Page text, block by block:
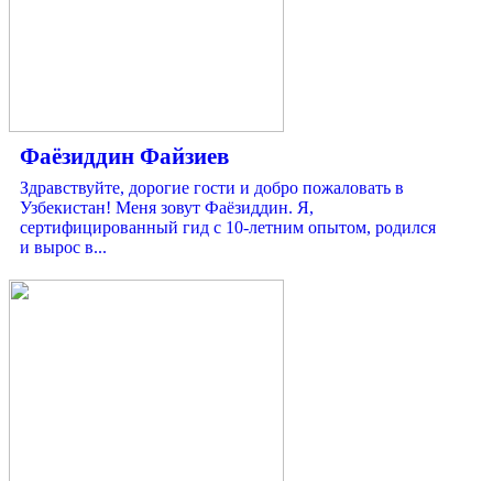
Фаёзиддин Файзиев
Здравствуйте, дорогие гости и добро пожаловать в
Узбекистан! Меня зовут Фаёзиддин. Я,
сертифицированный гид с 10-летним опытом, родился
и вырос в...